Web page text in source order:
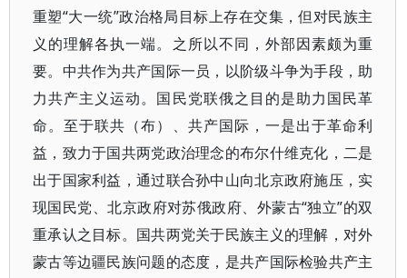
重塑“大一统”政治格局目标上存在交集，但对民族主
义的理解各执一端。之所以不同，外部因素颇为重
要。中共作为共产国际一员，以阶级斗争为手段，助
力共产主义运动。国民党联俄之目的是助力国民革
命。至于联共（布）、共产国际，一是出于革命利
益，致力于国共两党政治理念的布尔什维克化，二是
出于国家利益，通过联合孙中山向北京政府施压，实
现国民党、北京政府对苏俄政府、外蒙古“独立”的双
重承认之目标。国共两党关于民族主义的理解，对外
蒙古等边疆民族问题的态度，是共产国际检验共产主